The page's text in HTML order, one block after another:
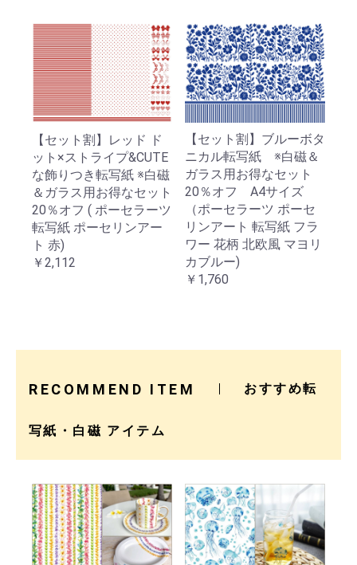
【セット割】レッド ド
ット×ストライプ&CUTE
な飾りつき転写紙 ※白磁
＆ガラス用お得なセット
20％オフ ( ポーセラーツ
転写紙 ポーセリンアー
ト 赤)
￥2,112
【セット割】ブルーボタ
ニカル転写紙 ※白磁＆
ガラス用お得なセット
20％オフ A4サイズ
（ポーセラーツ ポーセ
リンアート 転写紙 フラ
ワー 花柄 北欧風 マヨリ
カブルー)
￥1,760
RECOMMEND ITEM おすすめ転
写紙・白磁 アイテム